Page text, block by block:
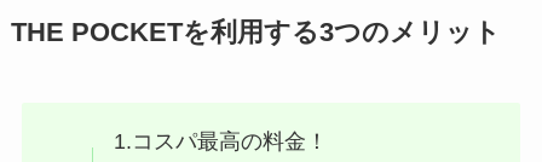
THE POCKETを利用する3つのメリット
1.コスパ最高の料金！